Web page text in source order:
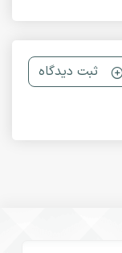
ثبت دیدگاه